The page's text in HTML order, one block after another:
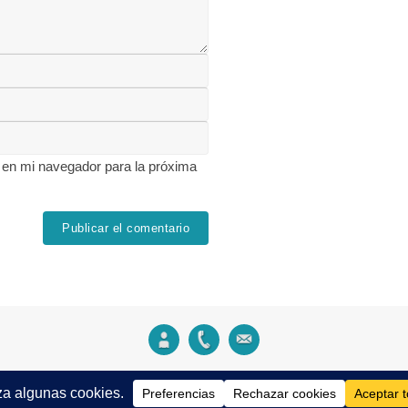
mi navegador para la próxima